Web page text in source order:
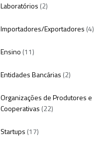
Laboratórios (2)
Importadores/Exportadores (4)
Ensino (11)
Entidades Bancárias (2)
Organizações de Produtores e
Cooperativas (22)
Startups (17)